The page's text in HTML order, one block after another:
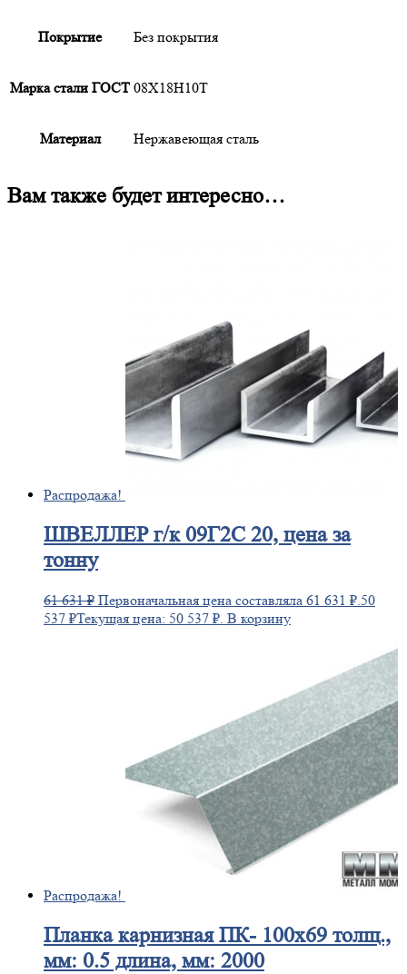
Покрытие Без покрытия
Марка стали ГОСТ 08Х18Н10Т
Материал Нержавеющая сталь
Вам также будет интересно…
Распродажа!
ШВЕЛЛЕРг/к 09Г2С 20, цена за
тонну
61 631₽ Первоначальная цена составляла 61 631 ₽. 50
537 ₽Текущая цена: 50 537 ₽. В корзину
Распродажа!
Планкакарнизная ПК- 100х69 толщ.,
мм: 0.5 длина, мм: 2000